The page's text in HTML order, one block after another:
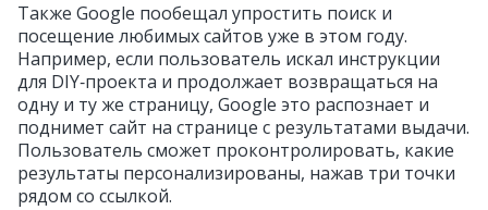
Также Google пообещал упростить поиск и
посещение любимых сайтов уже в этом году.
Например, если пользователь искал инструкции
для DIY‑проекта и продолжает возвращаться на
одну и ту же страницу, Google это распознает и
поднимет сайт на странице с результатами выдачи.
Пользователь сможет проконтролировать, какие
результаты персонализированы, нажав три точки
рядом со ссылкой.